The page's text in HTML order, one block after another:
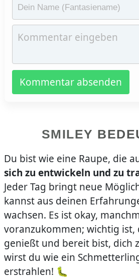
Kommentar absenden
SMILEY
Du bist wie eine Raupe, die
sich zu entwickeln und zu
Jeder Tag bringt neue
kannst aus deinen
wachsen. Es ist okay,
voranzukommen; wichtig ist,
genießt und bereit bist, dich
wirst du wie ein
erstrahlen! 🐛